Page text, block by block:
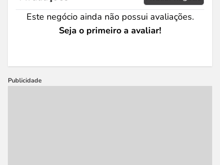
Este negócio ainda não possui avaliações.
Seja o primeiro a avaliar!
Publicidade